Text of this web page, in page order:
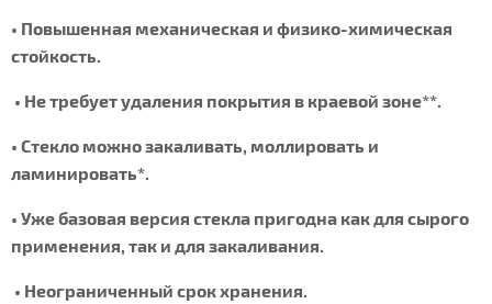
• Повышенная механическая и физико-химическая
стойкость.
• Не требует удаления покрытия в краевой зоне**.
• Стекло можно закаливать, моллировать и
ламинировать*.
• Уже базовая версия стекла пригодна как для сырого
применения, так и для закаливания.
• Неограниченный срок хранения.